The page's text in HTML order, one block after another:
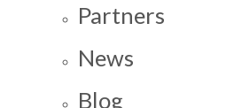
Partners
News
Blog